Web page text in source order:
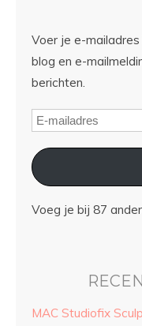
Voer je e-
blog en e-
berichten.
Voeg je bij 87
MAC Studiofix